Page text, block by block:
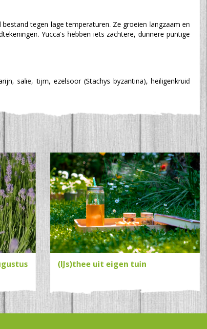
tegen lage temperaturen. Ze groeien langzaam en
Yucca's hebben iets zachtere, dunnere puntige
salie, tijm, ezelsoor (Stachys byzantina), heiligenkruid
(IJs)thee uit eigen tuin